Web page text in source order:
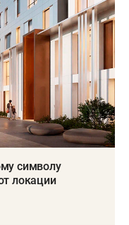
символу
локации